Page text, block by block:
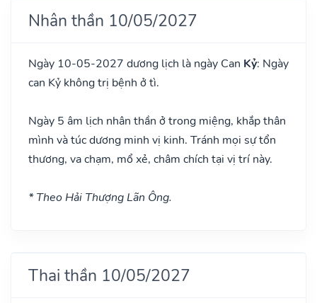
Nhân thần 10/05/2027
Ngày 10-05-2027 dương lịch là ngày Can Kỷ: Ngày
can Kỷ không trị bệnh ở tì.
Ngày 5 âm lịch nhân thần ở trong miệng, khắp thân
mình và túc dương minh vị kinh. Tránh mọi sự tổn
thương, va chạm, mổ xẻ, châm chích tại vị trí này.
* Theo Hải Thượng Lãn Ông.
Thai thần 10/05/2027